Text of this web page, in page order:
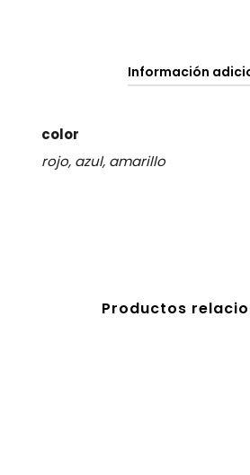
Información
color
rojo, azul, amarillo
Productos